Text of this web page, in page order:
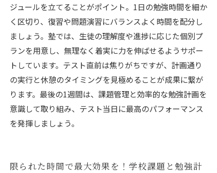
ジュールを立てることがポイント。1日の勉強時間を細か
く区切り、復習や問題演習にバランスよく時間を配分し
ましょう。塾では、生徒の理解度や進捗に応じた個別プ
ランを用意し、無理なく着実に力を伸ばせるようサポー
トしています。テスト直前は焦りがちですが、計画通り
の実行と休憩のタイミングを見極めることが成果に繋が
ります。最後の1週間は、課題管理と効率的な勉強計画を
意識して取り組み、テスト当日に最高のパフォーマンス
を発揮しましょう。
限られた時間で最大効果を！学校課題と勉強計